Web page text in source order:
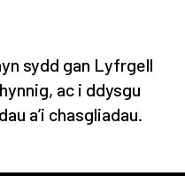
sydd gan Lyfrgell
ac i ddysgu
a’i chasgliadau.